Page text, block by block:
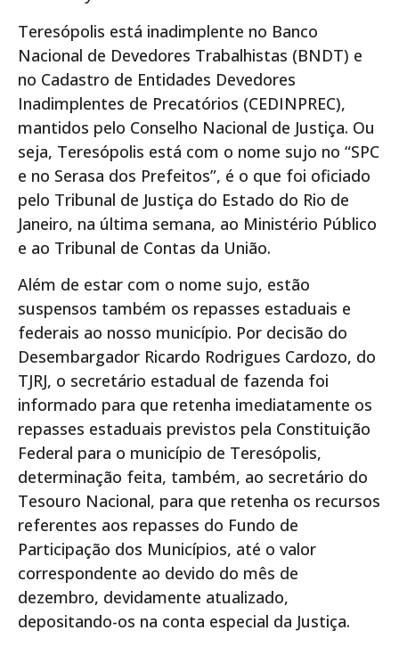
Teresópolis está inadimplente no Banco
Nacional de Devedores Trabalhistas (BNDT) e
no Cadastro de Entidades Devedores
Inadimplentes de Precatórios (CEDINPREC),
mantidos pelo Conselho Nacional de Justiça. Ou
seja, Teresópolis está com o nome sujo no “SPC
e no Serasa dos Prefeitos”, é o que foi oficiado
pelo Tribunal de Justiça do Estado do Rio de
Janeiro, na última semana, ao Ministério Público
e ao Tribunal de Contas da União.
Além de estar com o nome sujo, estão
suspensos também os repasses estaduais e
federais ao nosso município. Por decisão do
Desembargador Ricardo Rodrigues Cardozo, do
TJRJ, o secretário estadual de fazenda foi
informado para que retenha imediatamente os
repasses estaduais previstos pela Constituição
Federal para o município de Teresópolis,
determinação feita, também, ao secretário do
Tesouro Nacional, para que retenha os recursos
referentes aos repasses do Fundo de
Participação dos Municípios, até o valor
correspondente ao devido do mês de
dezembro, devidamente atualizado,
depositando-os na conta especial da Justiça.